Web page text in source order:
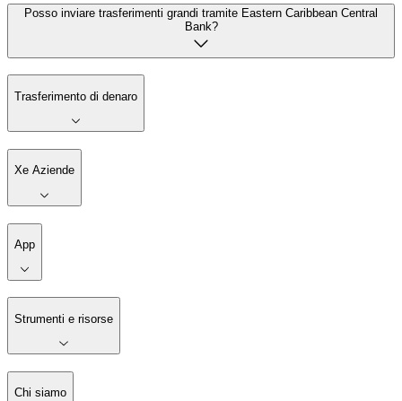
Posso inviare trasferimenti grandi tramite Eastern Caribbean Central
Bank?
Trasferimento di denaro
Xe Aziende
App
Strumenti e risorse
Chi siamo